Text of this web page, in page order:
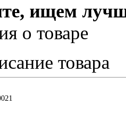
ищем
о товаре
товара